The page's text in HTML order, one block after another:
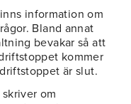
information om
Bland annat
bevakar så att
kommer
är slut.
om